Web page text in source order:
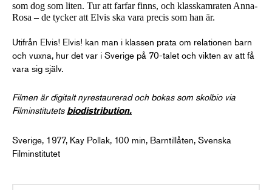
som dog som liten. Tur att farfar finns, och klasskamraten Anna-
Rosa – de tycker att Elvis ska vara precis som han är.
Utifrån Elvis! Elvis! kan man i klassen prata om relationen barn
och vuxna, hur det var i Sverige på 70-talet och vikten av att få
vara sig själv.
Filmen är digitalt nyrestaurerad och bokas som skolbio via
Filminstitutets biodistribution.
Sverige, 1977, Kay Pollak, 100 min, Barntillåten, Svenska
Filminstitutet